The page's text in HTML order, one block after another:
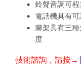
鈴聲音調可
電話機具有
腳架具有三
度
技術諮詢，請按→